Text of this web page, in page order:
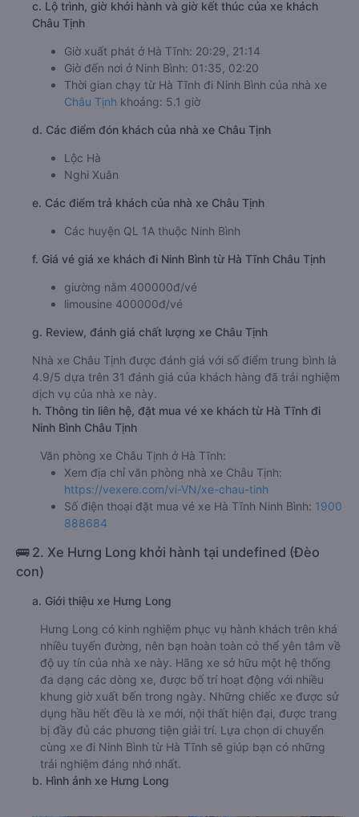
c. Lộ trình, giờ khởi hành và giờ kết thúc của xe khách
Châu Tịnh
Giờ xuất phát ở Hà Tĩnh: 20:29, 21:14
Giờ đến nơi ở Ninh Bình: 01:35, 02:20
Thời gian chạy từ Hà Tĩnh đi Ninh Bình của nhà xe
Châu Tịnh khoảng: 5.1 giờ
d. Các điểm đón khách của nhà xe Châu Tịnh
Lộc Hà
Nghi Xuân
e. Các điểm trả khách của nhà xe Châu Tịnh
Các huyện QL 1A thuộc Ninh Bình
f. Giá vé giá xe khách đi Ninh Bình từ Hà Tĩnh Châu Tịnh
giường nằm 400000đ/vé
limousine 400000đ/vé
g. Review, đánh giá chất lượng xe Châu Tịnh
Nhà xe Châu Tịnh được đánh giá với số điểm trung bình là
4.9/5 dựa trên 31 đánh giá của khách hàng đã trải nghiệm
dịch vụ của nhà xe này.
h. Thông tin liên hệ, đặt mua vé xe khách từ Hà Tĩnh đi
Ninh Bình Châu Tịnh
Văn phòng xe Châu Tịnh ở Hà Tĩnh:
Xem địa chỉ văn phòng nhà xe Châu Tịnh:
https://vexere.com/vi-VN/xe-chau-tinh
Số điện thoại đặt mua vé xe Hà Tĩnh Ninh Bình: 1900
888684
🚌 2. Xe Hưng Long khởi hành tại undefined (Đèo
con)
a. Giới thiệu xe Hưng Long
Hưng Long có kinh nghiệm phục vụ hành khách trên khá
nhiều tuyến đường, nên bạn hoàn toàn có thể yên tâm về
độ uy tín của nhà xe này. Hãng xe sở hữu một hệ thống
đa dạng các dòng xe, được bố trí hoạt động với nhiều
khung giờ xuất bến trong ngày. Những chiếc xe được sử
dụng hầu hết đều là xe mới, nội thất hiện đại, được trang
bị đầy đủ các phương tiện giải trí. Lựa chọn di chuyển
cùng xe đi Ninh Bình từ Hà Tĩnh sẽ giúp bạn có những
trải nghiệm đáng nhớ nhất.
b. Hình ảnh xe Hưng Long